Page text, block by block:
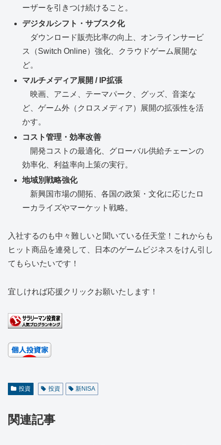
ーザーを引きつけ続けること。
デジタルシフト・サブスク化
ダウンロード販売比率の向上、オンラインサービ
ス（Switch Online）強化、クラウドゲーム展開な
ど。
マルチメディア展開 / IP拡張
映画、アニメ、テーマパーク、グッズ、音楽な
ど、ゲーム外（クロスメディア）展開の拡張性を活
かす。
コスト管理・効率改善
開発コストの最適化、グローバル供給チェーンの
効率化、利益率向上策の実行。
地域別戦略強化
新興国市場の開拓、各国の政策・文化に応じたロ
ーカライズやマーケット戦略。
入社するのも中々難しいと聞いている任天堂！これからも
ヒット商品を連発して、日本のゲームビジネスをけん引し
てもらいたいです！
宜しければ応援クリックお願いたします！
投資 投資 新NISA
関連記事